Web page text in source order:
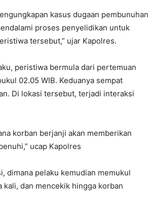
kasus dugaan pembunuhan
proses penyelidikan untuk
tersebut,” ujar Kapolres.
peristiwa bermula dari pertemuan
02.05 WIB. Keduanya sempat
Di lokasi tersebut, terjadi interaksi
korban berjanji akan memberikan
ucap Kapolres
dimana pelaku kemudian memukul
dan mencekik hingga korban